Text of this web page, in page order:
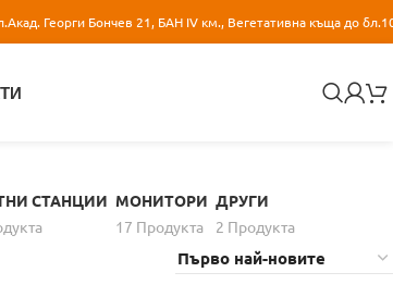
Георги Бончев 21, БАН IV км., Вегетативна къща до
СТАНЦИИ МОНИТОРИ
17 Продуктa
ДРУГИ
2 Продуктa